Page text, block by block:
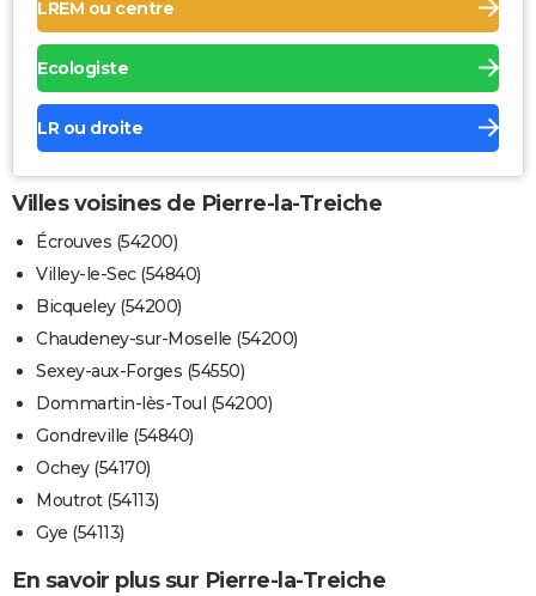
LREM ou centre
Ecologiste
LR ou droite
Villes voisines de Pierre-la-Treiche
Écrouves (54200)
Villey-le-Sec (54840)
Bicqueley (54200)
Chaudeney-sur-Moselle (54200)
Sexey-aux-Forges (54550)
Dommartin-lès-Toul (54200)
Gondreville (54840)
Ochey (54170)
Moutrot (54113)
Gye (54113)
En savoir plus sur Pierre-la-Treiche